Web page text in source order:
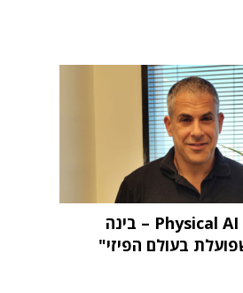
"העתיד הוא Physical AI – בינה
בעולם הפיזי"